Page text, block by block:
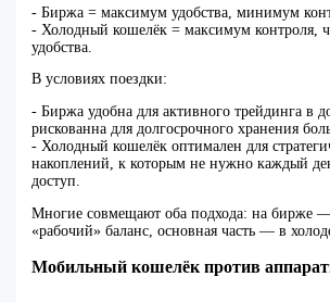
- Биржа = максимум удобства, минимум
- Холодный кошелёк = максимум контроля,
удобства.
В условиях поездки:
- Биржа удобна для активного трейдинга в
рискованна для долгосрочного хранения
- Холодный кошелёк оптимален для
накоплений, к которым не нужно каждый
доступ.
Многие совмещают оба подхода: на бирже
«рабочий» баланс, основная часть — в
Мобильный кошелёк против